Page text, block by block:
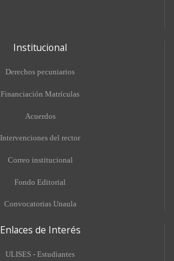
Institucional
Derechos pecuniarios
Financiación Matrículas
Acuerdos
Intervenciones del rector
Correo institucional
Fondo Editorial
Convocatorias Unaula
Enlaces de Interés
ULISES - Estudiantes